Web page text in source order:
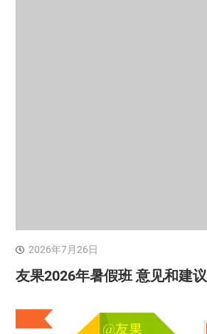
2026年7月26日
友果2026年暑假班 意见和建议